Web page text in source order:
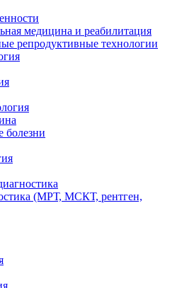
медицина и реабилитация
репродуктивные технологии
(МРТ, МСКТ, рентген,